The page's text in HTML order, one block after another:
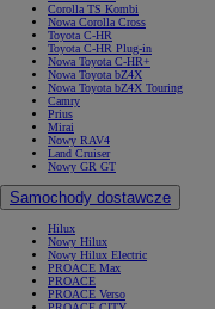
Corolla TS Kombi
Nowa Corolla Cross
Toyota C-HR
Toyota C-HR Plug-in
Nowa Toyota C-HR+
Nowa Toyota bZ4X
Nowa Toyota bZ4X Touring
Camry
Prius
Mirai
Nowy RAV4
Land Cruiser
Nowy GR GT
Samochody dostawcze
Hilux
Nowy Hilux
Nowy Hilux Electric
PROACE Max
PROACE
PROACE Verso